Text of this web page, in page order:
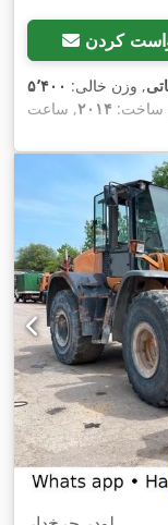
کردن
, وزن خالی: ۵٬۴۰۰
ساخت: ۲۰۱۴, ساعت
۱٬۹۵۰ میلی‌متر,